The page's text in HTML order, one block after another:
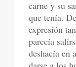
carne y su
que tenía.
expresión
parecía
deshacía en